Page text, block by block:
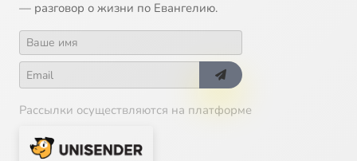
— разговор о жизни по Евангелию.
Рассылки осуществляются на платформе